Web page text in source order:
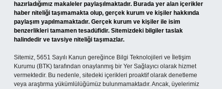
hazırladığımız makaleler paylaşılmaktadır. Burada yer alan içerikler
haber niteliği taşımamakta olup, gerçek kurum ve kişiler hakkında
paylaşım yapılmamaktadır. Gerçek kurum ve kişiler ile isim
benzerlikleri tamamen tesadüfidir. Sitemizdeki bilgiler taslak
halindedir ve tavsiye niteliği taşımazlar.
Sitemiz, 5651 Sayılı Kanun gereğince Bilgi Teknolojileri ve İletişim
Kurumu (BTK) tarafından onaylanmış bir Yer Sağlayıcı olarak hizmet
vermektedir. Bu nedenle, sitedeki içerikleri proaktif olarak denetleme
veya araştırma yükümlülüğümüz bulunmamaktadır. Ancak, üyelerimiz